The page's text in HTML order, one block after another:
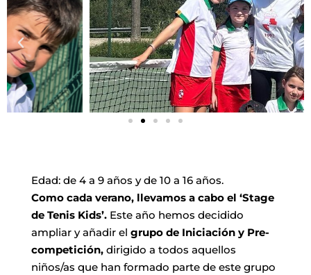
Edad: de 4 a 9 años y de 10 a 16 años.
Como cada verano, llevamos a cabo el ‘Stage
de Tenis Kids’. Este año hemos decidido
ampliar y añadir el grupo de Iniciación y Pre-
competición, dirigido a todos aquellos
niños/as que han formado parte de este grupo